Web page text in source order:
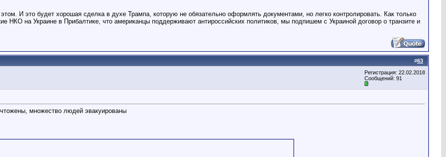
И это будет хорошая сделка в духе Трампа, которую не обязательно оформлять документами, но легко контролировать. Как только
НКО на Украине в Прибалтике, что американцы поддерживают антироссийских политиков, мы подпишем с Украиной договор о транзите и
#63
Регистрация: 22.02.2018
Сообщений: 91
множество людей эвакуированы